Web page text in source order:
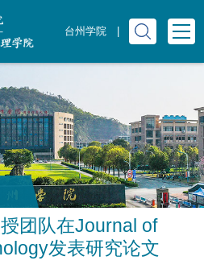
台州学院
团队在Journal of
发表研究论文